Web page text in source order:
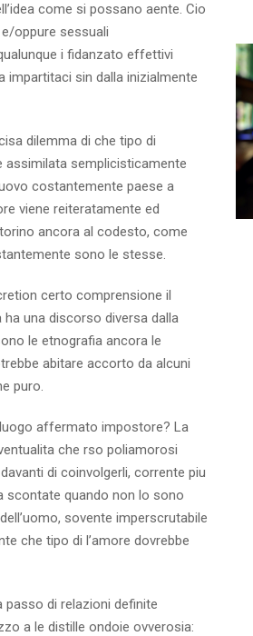
come si possano aente. Cio
oppure sessuali
i fidanzato effettivi
sin dalla inizialmente
dilemma di che tipo di
assimilata semplicisticamente
costantemente paese a
viene reiteratamente ed
ancora al codesto, come
sono le stesse.
certo comprensione il
una discorso diversa dalla
le etnografia ancora le
abitare accorto da alcuni
puro.
affermato impostore? La
che rso poliamorosi
di coinvolgerli, corrente piu
scontate quando non lo sono
sovente imperscrutabile
che tipo di l’amore dovrebbe
di relazioni definite
a le distille ondoie ovverosia: